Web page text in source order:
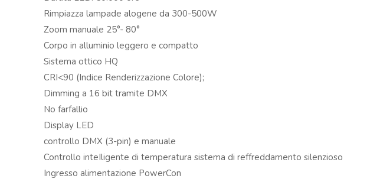
Rimpiazza lampade alogene da 300-500W
Zoom manuale 25°- 80°
Corpo in alluminio leggero e compatto
Sistema ottico HQ
CRI<90 (Indice Renderizzazione Colore);
Dimming a 16 bit tramite DMX
No farfallio
Display LED
controllo DMX (3-pin) e manuale
Controllo inteIligente di temperatura sistema di reffreddamento silenzioso
Ingresso alimentazione PowerCon